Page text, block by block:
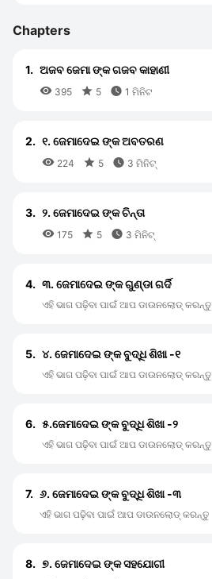
Chapters
1. ଅଜବ ଜେମା ଙ୍କ ଗଜବ କାହାଣୀ
 395  5  1 ମିନିଟ
2. ୧. ଜେମାଦେଇ ଙ୍କ ଅବତରଣ
 224  5  3 ମିନିଟ୍
3. ୨. ଜେମାଦେଇ ଙ୍କ ଚିନ୍ତା
 175  5  3 ମିନିଟ୍
4. ୩. ଜେମାଦେଇ ଙ୍କ ଗୁଣ୍ଡା ଗର୍ଦି
ଏହି ଭାଗ ପଢ଼ିବା ପାଇଁ ଆପ ଡାଉନଲୋଡ୍ କରନ୍ତୁ
5. ୪. ଜେମାଦେଇ ଙ୍କ ବୁଦ୍ଧି ଶିଖା -୧
ଏହି ଭାଗ ପଢ଼ିବା ପାଇଁ ଆପ ଡାଉନଲୋଡ୍ କରନ୍ତୁ
6. ୫.ଜେମାଦେଇ ଙ୍କ ବୁଦ୍ଧି ଶିଖା -୨
ଏହି ଭାଗ ପଢ଼ିବା ପାଇଁ ଆପ ଡାଉନଲୋଡ୍ କରନ୍ତୁ
7. ୬. ଜେମାଦେଇ ଙ୍କ ବୁଦ୍ଧି ଶିଖା -୩
ଏହି ଭାଗ ପଢ଼ିବା ପାଇଁ ଆପ ଡାଉନଲୋଡ୍ କରନ୍ତୁ
8. ୭. ଜେମାଦେଇ ଙ୍କ ସହଯୋଗୀ